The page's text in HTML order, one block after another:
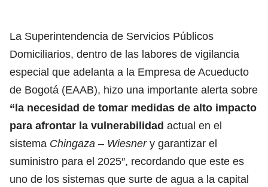
La Superintendencia de Servicios Públicos
Domiciliarios, dentro de las labores de vigilancia
especial que adelanta a la Empresa de Acueducto
de Bogotá (EAAB), hizo una importante alerta sobre
“la necesidad de tomar medidas de alto impacto
para afrontar la vulnerabilidad actual en el
sistema Chingaza – Wiesnery garantizar el
suministro para el 2025″, recordando que este es
uno de los sistemas que surte de agua a la capital